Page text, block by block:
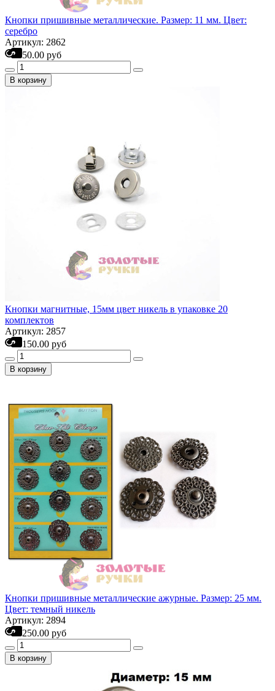
Кнопки пришивные металлические. Размер: 11 мм. Цвет:
серебро
Артикул: 2862
50.00 руб
В корзину
Кнопки магнитные, 15мм цвет никель в упаковке 20
комплектов
Артикул: 2857
150.00 руб
В корзину
Кнопки пришивные металлические ажурные. Размер: 25 мм.
Цвет: темный никель
Артикул: 2894
250.00 руб
В корзину